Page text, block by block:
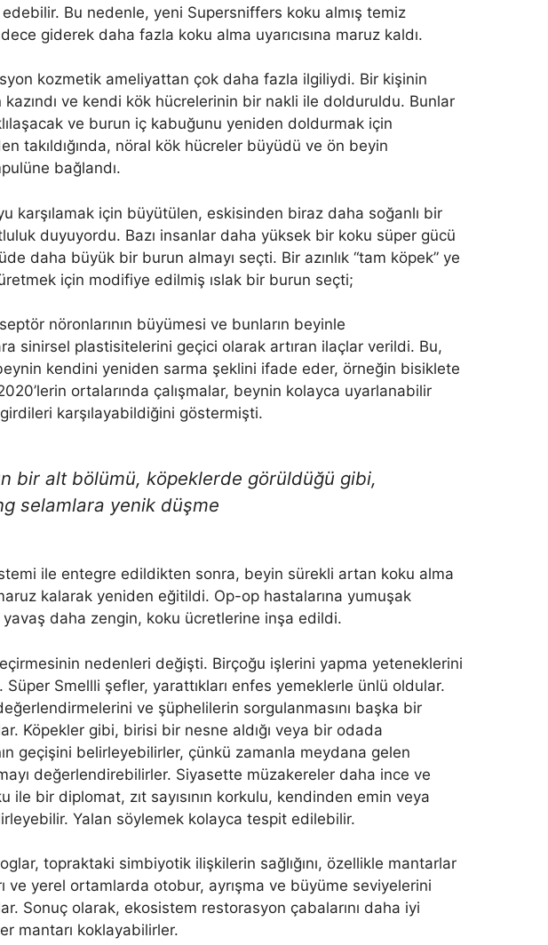
Bu nedenle, yeni Supersniffers koku almış temiz
giderek daha fazla koku alma uyarıcısına maruz kaldı.
kozmetik ameliyattan çok daha fazla ilgiliydi. Bir kişinin
kazındı ve kendi kök hücrelerinin bir nakli ile dolduruldu. Bunlar
ve burun iç kabuğunu yeniden doldurmak için
takıldığında, nöral kök hücreler büyüdü ve ön beyin
bağlandı.
karşılamak için büyütülen, eskisinden biraz daha soğanlı bir
duyuyordu. Bazı insanlar daha yüksek bir koku süper gücü
daha büyük bir burun almayı seçti. Bir azınlık “tam köpek” ye
için modifiye edilmiş ıslak bir burun seçti;
nöronlarının büyümesi ve bunların beyinle
sinirsel plastisitelerini geçici olarak artıran ilaçlar verildi. Bu,
kendini yeniden sarma şeklini ifade eder, örneğin bisiklete
ortalarında çalışmalar, beynin kolayca uyarlanabilir
karşılayabildiğini göstermişti.
bir alt bölümü, köpeklerde görüldüğü gibi,
selamlara yenik düşme
ile entegre edildikten sonra, beyin sürekli artan koku alma
kalarak yeniden eğitildi. Op-op hastalarına yumuşak
daha zengin, koku ücretlerine inşa edildi.
nedenleri değişti. Birçoğu işlerini yapma yeteneklerini
Smellli şefler, yarattıkları enfes yemeklerle ünlü oldular.
ve şüphelilerin sorgulanmasını başka bir
Köpekler gibi, birisi bir nesne aldığı veya bir odada
geçişini belirleyebilirler, çünkü zamanla meydana gelen
değerlendirebilirler. Siyasette müzakereler daha ince ve
ile bir diplomat, zıt sayısının korkulu, kendinden emin veya
Yalan söylemek kolayca tespit edilebilir.
topraktaki simbiyotik ilişkilerin sağlığını, özellikle mantarlar
ve yerel ortamlarda otobur, ayrışma ve büyüme seviyelerini
Sonuç olarak, ekosistem restorasyon çabalarını daha iyi
mantarı koklayabilirler.